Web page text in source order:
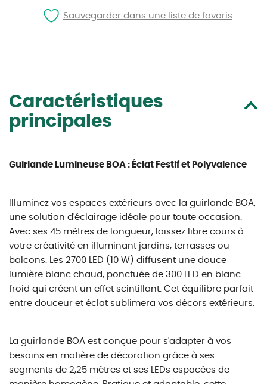
Caractéristiques
principales
Guirlande Lumineuse BOA : Éclat Festif et Polyvalence
Illuminez vos espaces extérieurs avec la guirlande BOA,
une solution d'éclairage idéale pour toute occasion.
Avec ses 45 mètres de longueur, laissez libre cours à
votre créativité en illuminant jardins, terrasses ou
balcons. Les 2700 LED (10 W) diffusent une douce
lumière blanc chaud, ponctuée de 300 LED en blanc
froid qui créent un effet scintillant. Cet équilibre parfait
entre douceur et éclat sublimera vos décors extérieurs.
La guirlande BOA est conçue pour s'adapter à vos
besoins en matière de décoration grâce à ses
segments de 2,25 mètres et ses LEDs espacées de
Sauvegarder dans une liste de favoris